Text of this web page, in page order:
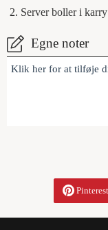
Server boller i
Egne noter
Klik her for at tilføje
Pinterest